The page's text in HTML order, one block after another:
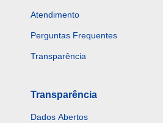
Atendimento
Perguntas Frequentes
Transparência
Transparência
Dados Abertos